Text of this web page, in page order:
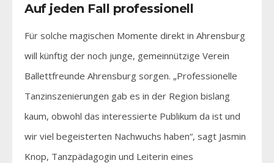
Auf jeden Fall professionell
Für solche magischen Momente direkt in Ahrensburg
will künftig der noch junge, gemeinnützige Verein
Ballettfreunde Ahrensburg sorgen. „Professionelle
Tanzinszenierungen gab es in der Region bislang
kaum, obwohl das interessierte Publikum da ist und
wir viel begeisterten Nachwuchs haben“, sagt Jasmin
Knop, Tanzpädagogin und Leiterin eines